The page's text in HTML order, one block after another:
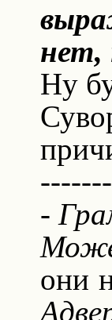
нет,
Ну
-
они